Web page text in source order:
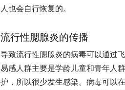
人也会自行恢复的。
流行性腮腺炎的传播
导致流行性腮腺炎的病毒可以通过
易感人群主要是学龄儿童和青年人
护，所以很少发生感染。病毒可以